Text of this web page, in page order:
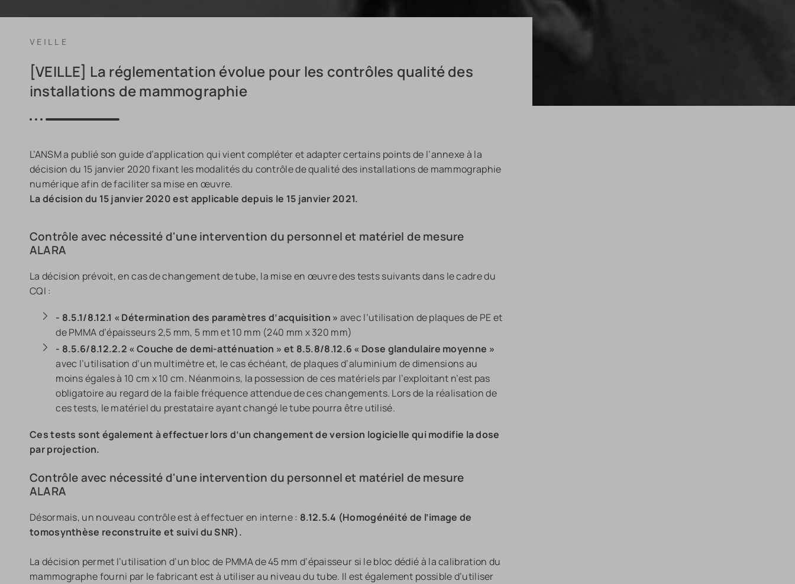
VEILLE
[VEILLE] La réglementation évolue pour les contrôles qualité des
installations de mammographie
L’ANSM a publié son guide d’application qui vient compléter et adapter certains points de l’annexe à la
décision du 15 janvier 2020 fixant les modalités du contrôle de qualité des installations de mammographie
numérique afin de faciliter sa mise en œuvre.
La décision du 15 janvier 2020 est applicable depuis le 15 janvier 2021.
Contrôle avec nécessité d'une intervention du personnel et matériel de mesure
ALARA
La décision prévoit, en cas de changement de tube, la mise en œuvre des tests suivants dans le cadre du
CQI :
- 8.5.1/8.12.1 « Détermination des paramètres d’acquisition » avec l’utilisation de plaques de PE et
de PMMA d’épaisseurs 2,5 mm, 5 mm et 10 mm (240 mm x 320 mm)
- 8.5.6/8.12.2.2 « Couche de demi-atténuation » et 8.5.8/8.12.6 « Dose glandulaire moyenne »
avec l’utilisation d’un multimètre et, le cas échéant, de plaques d’aluminium de dimensions au
moins égales à 10 cm x 10 cm. Néanmoins, la possession de ces matériels par l’exploitant n’est pas
obligatoire au regard de la faible fréquence attendue de ces changements. Lors de la réalisation de
ces tests, le matériel du prestataire ayant changé le tube pourra être utilisé.
Ces tests sont également à effectuer lors d’un changement de version logicielle qui modifie la dose
par projection.
Contrôle avec nécessité d'une intervention du personnel et matériel de mesure
ALARA
Désormais, un nouveau contrôle est à effectuer en interne : 8.12.5.4 (Homogénéité de l’image de
tomosynthèse reconstruite et suivi du SNR).
La décision permet l’utilisation d’un bloc de PMMA de 45 mm d’épaisseur si le bloc dédié à la calibration du
mammographe fourni par le fabricant est à utiliser au niveau du tube. Il est également possible d’utiliser